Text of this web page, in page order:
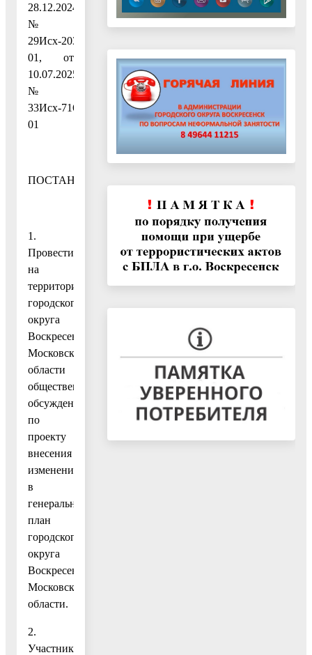
28.12.2024
№
29Исх-20348/06-
01, от
10.07.2025
№
33Исх-7161/06-
01
ПОСТАНОВЛЯЮ:
1.
Провести
на
территории
городского
округа
Воскресенск
Московской
области
общественные
обсуждения
по
проекту
внесения
изменений
в
генеральный
план
городского
округа
Воскресенск
Московской
области.
2.
Участниками